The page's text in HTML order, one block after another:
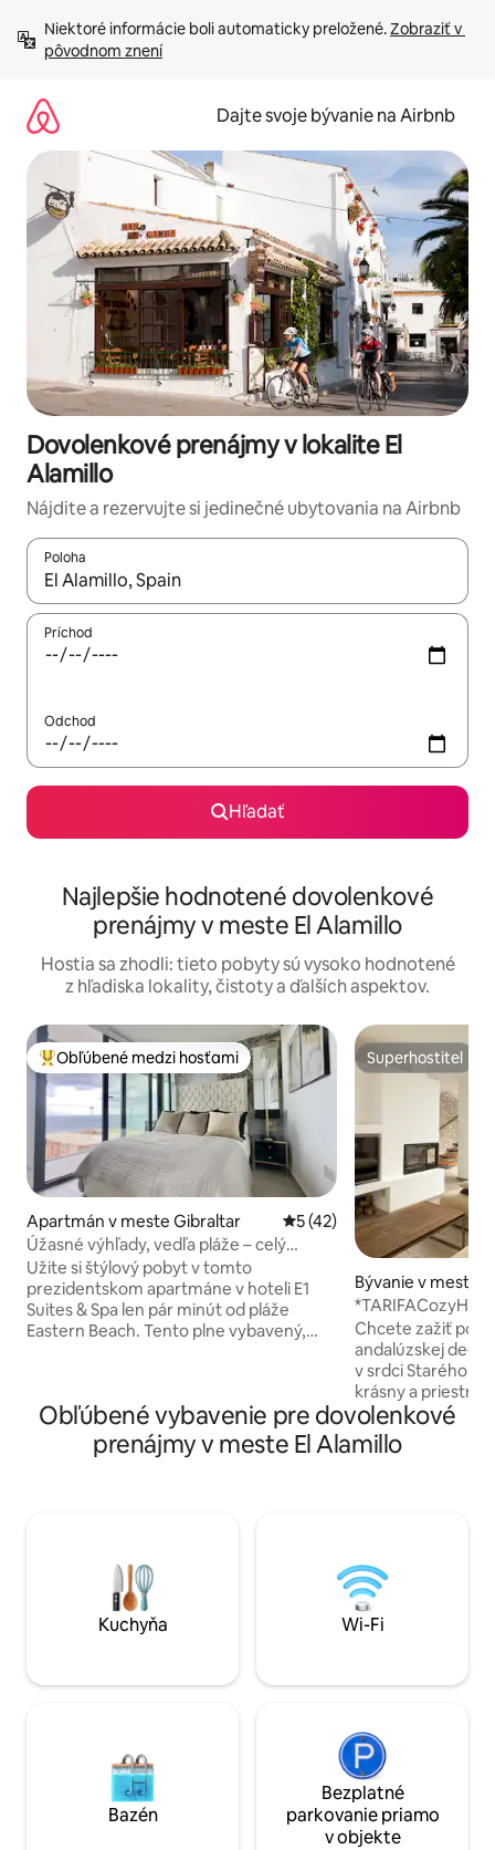
obsah.
Niektoré informácie boli automaticky preložené. Zobraziť v
pôvodnom znení
Dajte svoje bývanie na Airbnb
Dovolenkové prenájmy v lokalite El
Alamillo
Nájdite a rezervujte si jedinečné ubytovania na Airbnb
Poloha
Keď budú výsledky k dispozícii, môžete si ich prechádzať
Príchod
Odchod
Hľadať
Najlepšie hodnotené dovolenkové
prenájmy v meste El Alamillo
Hostia sa zhodli: tieto pobyty sú vysoko hodnotené
z hľadiska lokality, čistoty a ďalších aspektov.
Najobľúbenejšie medzi hosťami
Obľúbené medzi hosťami
Apartmán v meste Gibraltar Priemerné ohodnotenie 5
5 (42)
Úžasné výhľady, vedľa pláže – celý
apartmán
Užite si štýlový pobyt v tomto
prezidentskom apartmáne v hoteli E1
Suites & Spa len pár minút od pláže
Eastern Beach. Tento plne vybavený,
majú za príplatok prístup do posilňovne,
bazéna a kúpeľov, ktoré sú splatné
priamo na mieste. Letisko Gibraltár,
Superhostiteľ
Superhostiteľ
Bývanie v meste
Chcete zažiť
andalúzskej
v srdci Starého
krásny a
vybavený pre
pohodlie a
vlastnými
objavovať Tarifu
srdci Andalúzie.
Obľúbené vybavenie pre dovolenkové
prenájmy v meste El Alamillo
Kuchyňa Wi-Fi
Bazén
Bezplatné
parkovanie priamo
v objekte